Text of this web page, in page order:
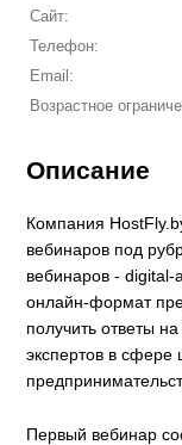
Сайт:
Телефон:
Email:
Возрастное
Описание
Компания
вебинаров под
вебинаров - digital-
онлайн-формат
получить ответы
экспертов в сфере
Первый вебинар